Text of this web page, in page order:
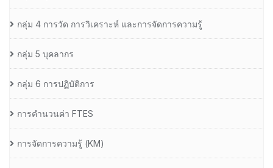
กลุ่ม 4 การวัด การวิเคราะห์ และการจัดการความรู้
กลุ่ม 5 บุคลากร
กลุ่ม 6 การปฏิบัติการ
การคำนวนค่า FTES
การจัดการความรู้ (KM)